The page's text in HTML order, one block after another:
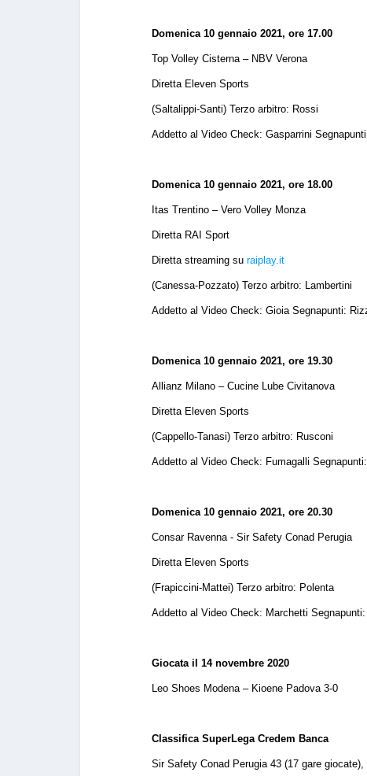
Domenica 10 gennaio 2021, ore 17.00
Top Volley Cisterna – NBV Verona
Diretta Eleven Sports
(Saltalippi-Santi) Terzo arbitro: Rossi
Addetto al Video Check: Gasparrini
Domenica 10 gennaio 2021, ore 18.00
Itas Trentino – Vero Volley Monza
Diretta RAI Sport
Diretta streaming suraiplay.it
(Canessa-Pozzato) Terzo arbitro: Lambertini
Addetto al Video Check: Gioia Segnapunti:
Domenica 10 gennaio 2021, ore 19.30
Allianz Milano – Cucine Lube Civitanova
Diretta Eleven Sports
(Cappello-Tanasi) Terzo arbitro: Rusconi
Addetto al Video Check: Fumagalli
Domenica 10 gennaio 2021, ore 20.30
Consar Ravenna - Sir Safety Conad Perugia
Diretta Eleven Sports
(Frapiccini-Mattei) Terzo arbitro: Polenta
Addetto al Video Check: Marchetti
Giocata il 14 novembre 2020
Leo Shoes Modena – Kioene Padova 3-0
Classifica SuperLega Credem Banca
Sir Safety Conad Perugia 43 (17 gare